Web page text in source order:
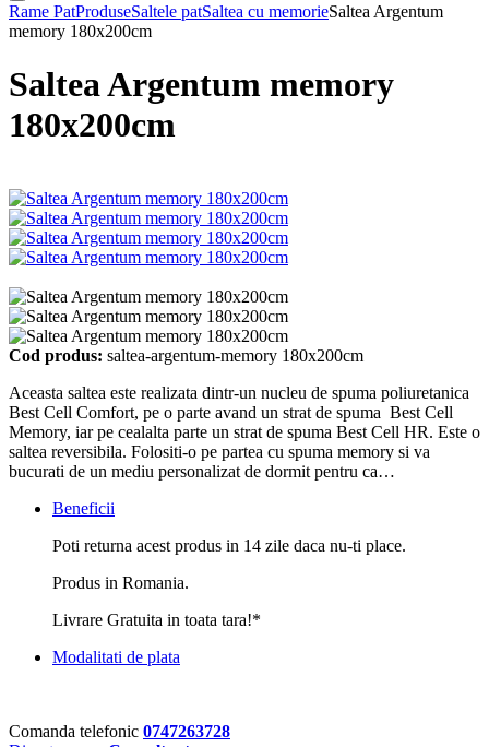
Rame PatProduseSaltele patSaltea cu memorieSaltea Argentum
memory 180x200cm
Saltea Argentum memory
180x200cm
Cod produs: saltea-argentum-memory 180x200cm
Aceasta saltea este realizata dintr-un nucleu de spuma poliuretanica
Best Cell Comfort, pe o parte avand un strat de spuma Best Cell
Memory, iar pe cealalta parte un strat de spuma Best Cell HR. Este o
saltea reversibila. Folositi-o pe partea cu spuma memory si va
bucurati de un mediu personalizat de dormit pentru ca…
Beneficii
Poti returna acest produs in 14 zile daca nu-ti place.
Produs in Romania.
Livrare Gratuita in toata tara!*
Modalitati de plata
Comanda telefonic 0747263728